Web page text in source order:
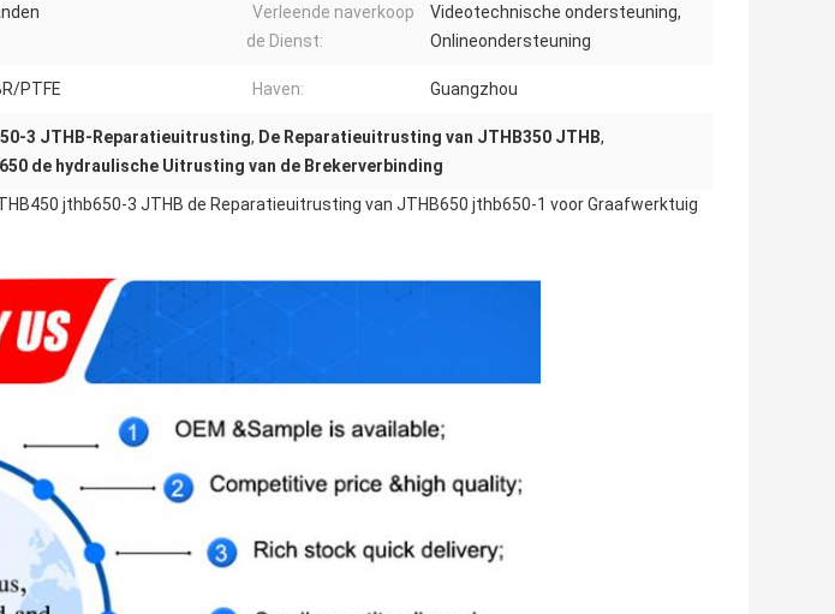
Verleende naverkoop
de Dienst:
Videotechnische ondersteuning,
Onlineondersteuning
PTFE Haven: Guangzhou
3 JTHB-Reparatieuitrusting, De Reparatieuitrusting van JTHB350 JTHB,
de hydraulische Uitrusting van de Brekerverbinding
jthb650-3 JTHB de Reparatieuitrusting van JTHB650 jthb650-1 voor Graafwerktuig